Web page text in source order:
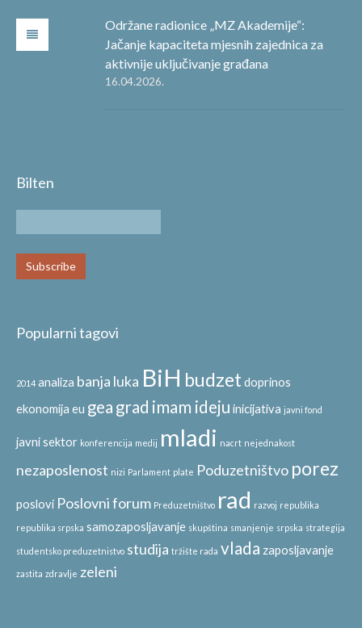
Održane radionice „MZ Akademije“:
Jačanje kapaciteta mjesnih zajednica za
aktivnije uključivanje građana
16.04.2026.
Bilten
Popularni tagovi
2014 analiza banja luka BiH budzet doprinos
ekonomija eu gea grad imam ideju inicijativa javni fond
javni sektor konferencija medij mladi nacrt nejednakost
nezaposlenost nizi Parlament plate Poduzetništvo porez
poslovi Poslovni forum Preduzetništvo rad razvoj republika
republika srpska samozaposljavanje skupština smanjenje srpska strategija
studentsko preduzetnistvo studija tržište rada vlada zaposljavanje
zastita zdravlje zeleni